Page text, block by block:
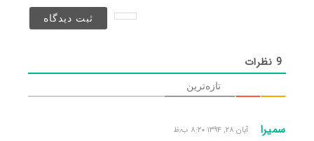
9نظرات
تازه‌ترین
سمیرا آبان ۲۸, ۱۳۹۴ ۸:۲۰ ب٫ظ